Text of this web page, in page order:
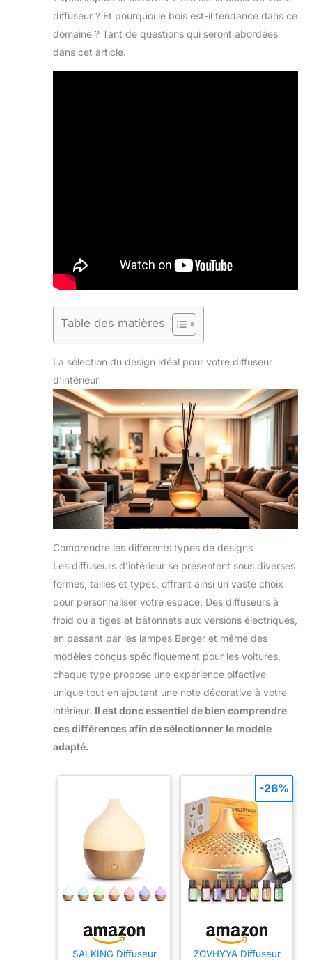
diffuseur ? Et pourquoi le bois est-il tendance dans ce
domaine ? Tant de questions qui seront abordées
dans cet article.
Table des matières
La sélection du design idéal pour votre diffuseur
d’intérieur
Comprendre les différents types de designs
Les diffuseurs d’intérieur se présentent sous diverses
formes, tailles et types, offrant ainsi un vaste choix
pour personnaliser votre espace. Des diffuseurs à
froid ou à tiges et bâtonnets aux versions électriques,
en passant par les lampes Berger et même des
modèles conçus spécifiquement pour les voitures,
chaque type propose une expérience olfactive
unique tout en ajoutant une note décorative à votre
intérieur. Il est donc essentiel de bien comprendre
ces différences afin de sélectionner le modèle
adapté.
SALKING Diffuseur
ZOVHYYA Diffuseur
-26%